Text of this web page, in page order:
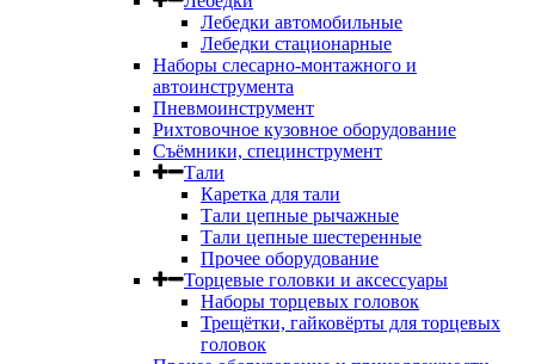
Лебедки автомобильные
Лебедки стационарные
Наборы слесарно-монтажного и
автоинструмента
Пневмоинструмент
Рихтовочное кузовное оборудование
Съёмники, специнструмент
Тали
Каретка для тали
Тали цепные рычажные
Тали цепные шестеренные
Прочее оборудование
Торцевые головки и аксессуары
Наборы торцевых головок
Трещётки, гайковёрты для торцевых
головок